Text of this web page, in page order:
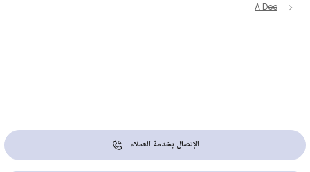
A Dee
الإتصال بخدمة العملاء